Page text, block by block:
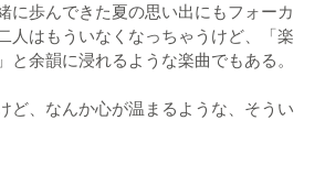
に歩んできた夏の思い出にもフォーカ
人はもういなくなっちゃうけど、「楽
と余韻に浸れるような楽曲でもある。
ど、なんか心が温まるような、そうい